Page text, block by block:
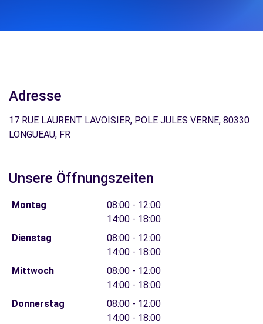
Adresse
17 RUE LAURENT LAVOISIER, POLE JULES VERNE, 80330
LONGUEAU, FR
Unsere Öffnungszeiten
Montag
08:00 - 12:00
14:00 - 18:00
Dienstag
08:00 - 12:00
14:00 - 18:00
Mittwoch
08:00 - 12:00
14:00 - 18:00
Donnerstag
08:00 - 12:00
14:00 - 18:00